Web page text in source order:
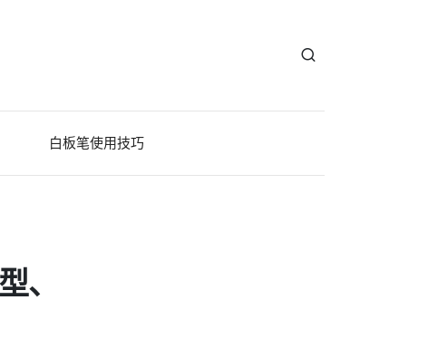
白板笔使用技巧
、